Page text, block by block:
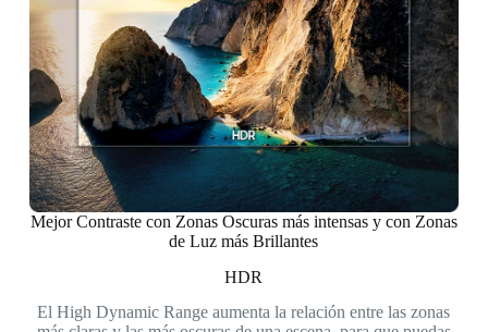
Mejor Contraste con Zonas Oscuras más intensas y con Zonas
de Luz más Brillantes
HDR
El High Dynamic Range aumenta la relación entre las zonas